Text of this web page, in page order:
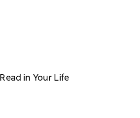
in Your Life